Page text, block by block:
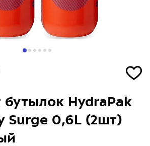
HydraPak
Surge 0,6L (2шт)